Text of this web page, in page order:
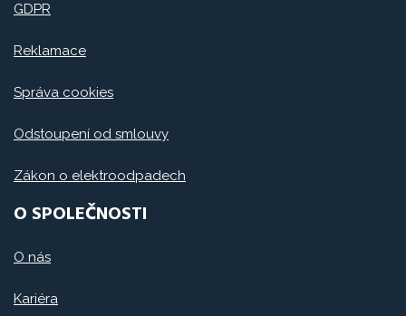
GDPR
Reklamace
Správa cookies
Odstoupení od smlouvy
Zákon o elektroodpadech
O SPOLEČNOSTI
O nás
Kariéra